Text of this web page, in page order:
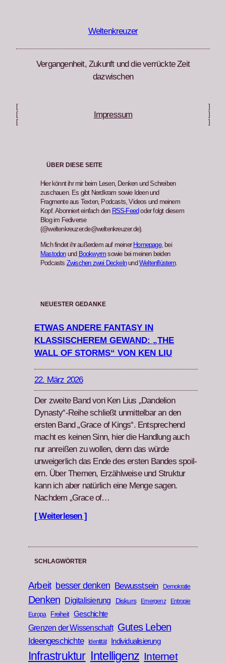
Weltenkreuzer
Vergangenheit, Zukunft und die verrückte Zeit
dazwischen
Impressum
ÜBER DIESE SEITE
Hier könnt ihr mir beim Lesen, Denken und Schreiben
zuschauen. Es gibt Nerdkram sowie Ideen und
Fragmente aus Texten, Podcasts, Videos und meinem
Kopf. Abonniert einfach den RSS-Feed oder folgt diesem
Blog im Fediverse
(@weltenkreuzer.de@weltenkreuzer.de).
Mich findet ihr außerdem auf meiner Homepage, bei
Mastodonund Bookwyrm sowie bei meinen beiden
Podcasts Zwischen zwei DeckelnundWeltenflüstern.
NEUESTER GEDANKE
ETWAS ANDERE FANTASY IN
KLASSISCHEREM GEWAND: „THE
WALL OF STORMS“ VON KEN LIU
22. März 2026
Der zweite Band von Ken Lius „Dan­de­lion
Dynasty“-Reihe schließt unmit­tel­bar an den
ersten Band „Grace of Kings“. Entsprechend
macht es keinen Sinn, hier die Hand­lung auch
nur anreißen zu wollen, denn das würde
unweiger­lich das Ende des ersten Ban­des spoil­
ern. Über The­men, Erzählweise und Struk­tur
kann ich aber natür­lich eine Menge sagen.
Nach­dem „Grace of…
[ Weiterlesen ]
SCHLAGWÖRTER
Arbeit besser denken Bewusstsein Demokratie
Denken Digitalisierung Diskurs Emergenz
Entropie
Europa
Freiheit Geschichte
Grenzen der Wissenschaft Gutes Leben
Ideengeschichte Identität Individualisierung
Infrastruktur Intelligenz Internet